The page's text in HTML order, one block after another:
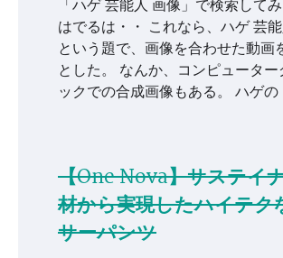
「ハゲ 芸能人 画像」で検索して
はでるは・・ これなら、ハゲ 芸
という題で、画像を合わせた動画
とした。 なんか、コンピューター
ックでの合成画像もある。 ハゲ
【One Nova】サステイ
材から実現したハイテク
サーパンツ